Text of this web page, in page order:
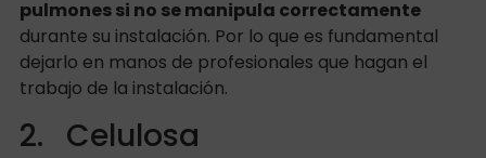
pulmones si no se manipula correctamente
durante su instalación. Por lo que es fundamental
dejarlo en manos de profesionales que hagan el
trabajo de la instalación.
2. Celulosa